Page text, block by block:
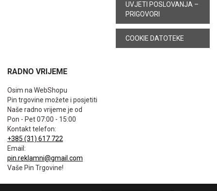
UVJETI POSLOVANJA –
PRIGOVORI
COOKIE DATOTEKE
RADNO VRIJEME
Osim na WebShopu
Pin trgovine možete i posjetiti
Naše radno vrijeme je od
Pon - Pet 07:00 - 15:00
Kontakt telefon:
+385 (31) 617 722
Email:
pin.reklamni@gmail.com
Vaše Pin Trgovine!